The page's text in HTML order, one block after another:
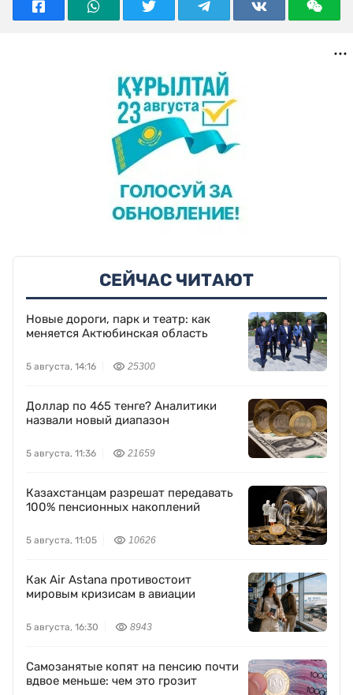
СЕЙЧАС ЧИТАЮТ
Новые дороги, парк и театр: как
меняется Актюбинская область
5 августа, 14:16 25300
Доллар по 465 тенге? Аналитики
назвали новый диапазон
5 августа, 11:36 21659
Казахстанцам разрешат передавать
100% пенсионных накоплений
5 августа, 11:05 10626
Как Air Astana противостоит
мировым кризисам в авиации
5 августа, 16:30 8943
Самозанятые копят на пенсию почти
вдвое меньше: чем это грозит